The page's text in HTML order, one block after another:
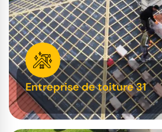
Entreprise de toiture 31